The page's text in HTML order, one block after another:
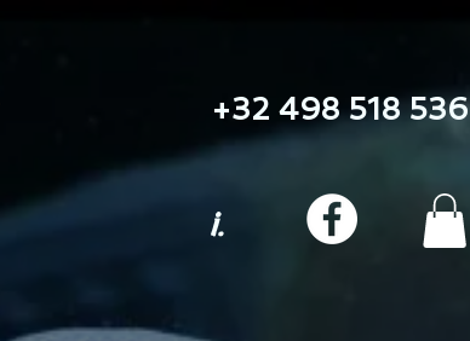
+32 498 518 536
i.